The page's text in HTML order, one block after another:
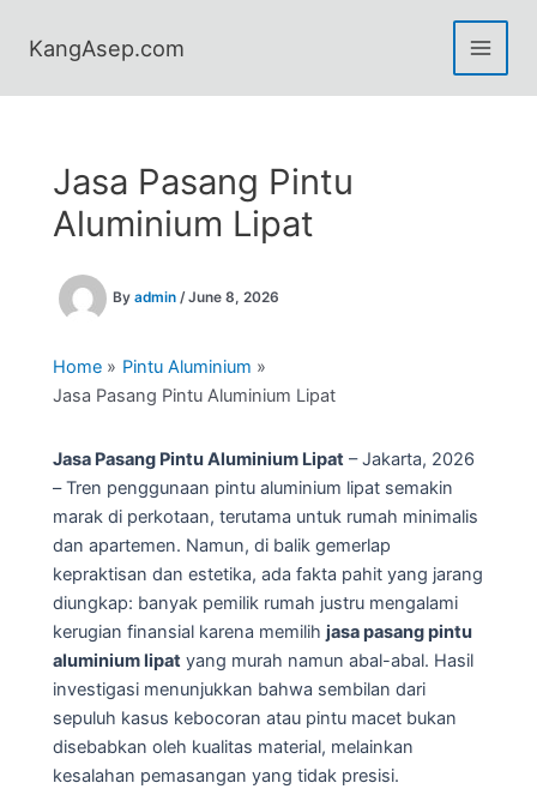
KangAsep.com
Jasa Pasang Pintu
Aluminium Lipat
By admin /June 8, 2026
Home
Pintu Aluminium
Jasa Pasang Pintu Aluminium Lipat
Jasa Pasang Pintu Aluminium Lipat – Jakarta, 2026
– Tren penggunaan pintu aluminium lipat semakin
marak di perkotaan, terutama untuk rumah minimalis
dan apartemen. Namun, di balik gemerlap
kepraktisan dan estetika, ada fakta pahit yang jarang
diungkap: banyak pemilik rumah justru mengalami
kerugian finansial karena memilih jasa pasang pintu
aluminium lipat yang murah namun abal-abal. Hasil
investigasi menunjukkan bahwa sembilan dari
sepuluh kasus kebocoran atau pintu macet bukan
disebabkan oleh kualitas material, melainkan
kesalahan pemasangan yang tidak presisi.